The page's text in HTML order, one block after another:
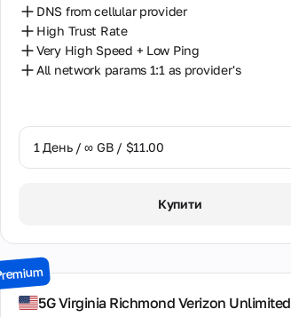
DNS from cellular provider
High Trust Rate
Very High Speed + Low Ping
All network params 1:1 as provider's
1 День / ∞ GB / $11.00
14 Днів / ∞ GB / $75.00
Купити
5G Virginia Richmond Verizon Unlimited